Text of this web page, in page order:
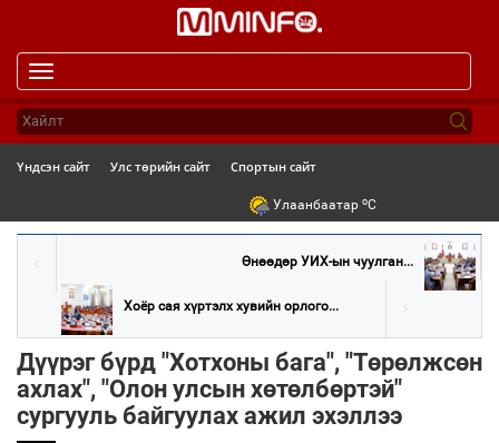
navigation
Үндсэн сайт Улс төрийн сайт Спортын сайт
Улаанбаатар oC
Өнөөдөр УИХ-ын чуулган...
Хоёр сая хүртэлх хувийн орлого...
Дүүрэг бүрд "Хотхоны бага", "Төрөлжсөн
ахлах", "Олон улсын хөтөлбөртэй"
сургууль байгуулах ажил эхэллээ